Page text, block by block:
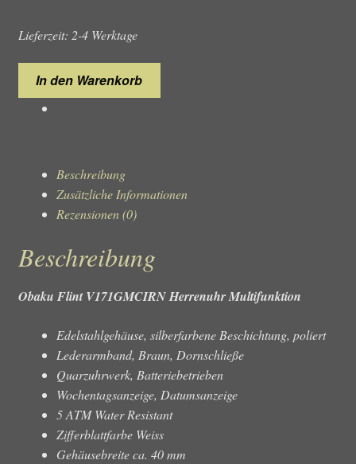
Lieferzeit: 2-4 Werktage
Obaku
V171GMCIRN
In den Warenkorb
Beschreibung
Zusätzliche Informationen
Rezensionen (0)
Beschreibung
Obaku Flint V171GMCIRN Herrenuhr Multifunktion
Edelstahlgehäuse, silberfarbene Beschichtung, poliert
Lederarmband, Braun, Dornschließe
Quarzuhrwerk, Batteriebetrieben
Wochentagsanzeige, Datumsanzeige
5 ATM Water Resistant
Zifferblattfarbe Weiss
Gehäusebreite ca. 40 mm